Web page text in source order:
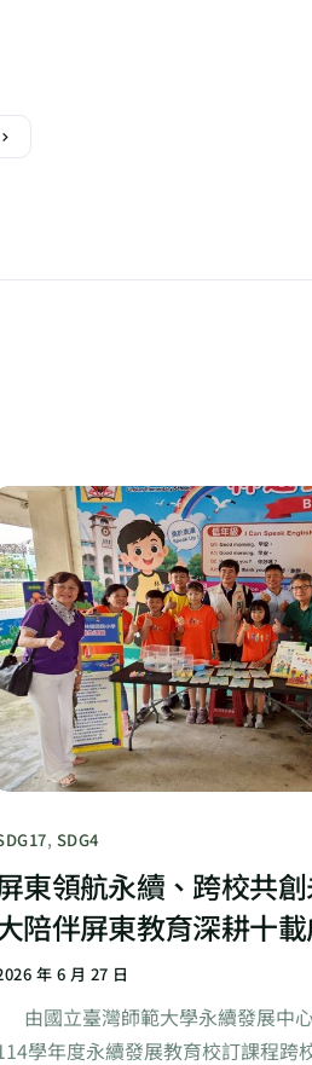
, SDG4
東領航永續、跨校共
陪伴屏東教育深耕十
年 6 月 27 日
國立臺灣師範大學永續發展中
學年度永續發展教育校訂課程跨